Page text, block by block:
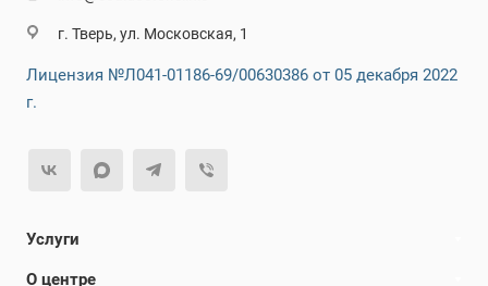
г. Тверь, ул. Московская, 1
Лицензия №Л041-01186-69/00630386 от 05 декабря 2022
г.
Услуги
О центре